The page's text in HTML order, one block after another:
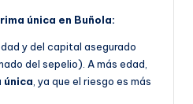
única en Buñola:
y del capital asegurado
del sepelio). A más edad,
única, ya que el riesgo es más